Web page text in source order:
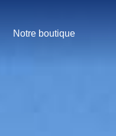
Notre boutique